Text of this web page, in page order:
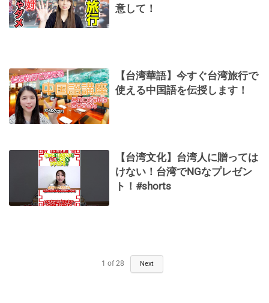
意して！
【台湾華語】今すぐ台湾旅行で
使える中国語を伝授します！
【台湾文化】台湾人に贈っては
けない！台湾でNGなプレゼン
ト！#shorts
1 of 28 Next